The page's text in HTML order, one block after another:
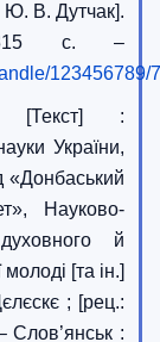
Ю. В. Дутчак].
315 с. –
123456789/
[Текст] :
України,
«Донбаський
Науково-
й
[та ін.]
; [рец.:
Слов’янськ :